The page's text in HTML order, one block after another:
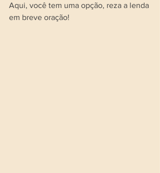
Aqui, você tem uma opção, reza a lenda
em breve oração!